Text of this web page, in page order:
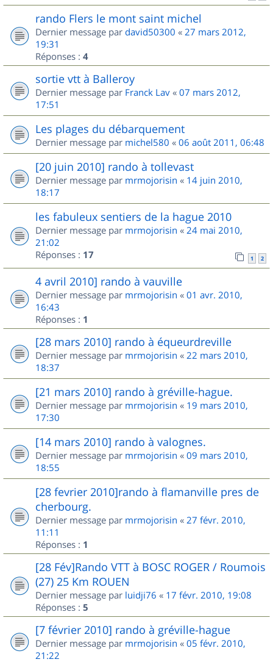
rando Flers le mont saint michel
Dernier message par david50300 « 27 mars 2012,
19:31
Réponses : 4
sortie vtt à Balleroy
Dernier message par Franck Lav « 07 mars 2012,
17:51
Les plages du débarquement
Dernier message par michel580 « 06 août 2011, 06:48
[20 juin 2010] rando à tollevast
Dernier message par mrmojorisin « 14 juin 2010,
18:17
les fabuleux sentiers de la hague 2010
Dernier message par mrmojorisin « 24 mai 2010,
21:02
Réponses : 17 1 2
4 avril 2010] rando à vauville
Dernier message par mrmojorisin « 01 avr. 2010,
16:43
Réponses : 1
[28 mars 2010] rando à équeurdreville
Dernier message par mrmojorisin « 22 mars 2010,
18:37
[21 mars 2010] rando à gréville-hague.
Dernier message par mrmojorisin « 19 mars 2010,
17:30
[14 mars 2010] rando à valognes.
Dernier message par mrmojorisin « 09 mars 2010,
18:55
[28 fevrier 2010]rando à flamanville pres de
cherbourg.
Dernier message par mrmojorisin « 27 févr. 2010,
11:11
Réponses : 1
[28 Fév]Rando VTT à BOSC ROGER / Roumois
(27) 25 Km ROUEN
Dernier message par luidji76 « 17 févr. 2010, 19:08
Réponses : 5
[7 février 2010] rando à gréville-hague
Dernier message par mrmojorisin « 05 févr. 2010,
21:22